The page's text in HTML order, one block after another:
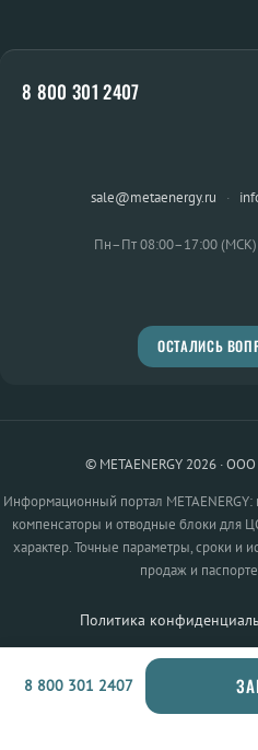
8 800 301 2407
sale@metaenergy.ru ·
Пн–Пт 08:00–17:00 (МСК)
ОСТАЛИСЬ
© METAENERGY 2026 ·
Информационный портал
компенсаторы и отводные блоки для
характер. Точные параметры, сроки и
продаж и
Политика
8 800 301 2407